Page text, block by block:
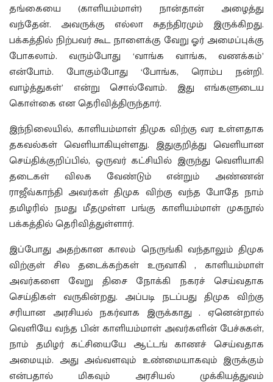
தங்கையை (காளியம்மாள்) நான்தான் அழைத்து
வந்தேன். அவருக்கு எல்லா சுதந்திரமும் இருக்கிறது.
பக்கத்தில் நிற்பவர் கூட நாளைக்கு வேறு ஓர் அமைப்புக்கு
போகலாம். வரும்போது ‘வாங்க வாங்க, வணக்கம்’
என்போம். போகும்போது ‘போங்க, ரொம்ப நன்றி.
வாழ்த்துகள்’ என்று சொல்வோம். இது எங்களுடைய
கொள்கை என தெரிவித்திருந்தார்.
இந்நிலையில், காளியம்மாள் திமுக விற்கு வர உள்ளதாக
தகவல்கள் வெளியாகியுள்ளது. இதுகுறித்து வெளியான
செய்திக்குறிப்பில், ஒருவர் கட்சியில் இருந்து வெளியாகி
தடைகள் விலக வேண்டும் என்றும் அண்ணன்
ராஜீவ்காந்தி அவர்கள் திமுக விற்கு வந்த போதே நாம்
தமிழரில் நமது மீதமுள்ள பங்கு காளியம்மாள் முகநூல்
பக்கத்தில் தெரிவித்துள்ளார்.
இப்போது அதற்கான காலம் நெருங்கி வந்தாலும் திமுக
விற்குள் சில தடைக்கற்கள் உருவாகி , காளியம்மாள்
அவர்களை வேறு திசை நோக்கி நகரச் செய்வதாக
செய்திகள் வருகின்றது. அப்படி நடப்பது திமுக விற்கு
சரியான அரசியல் நகர்வாக இருக்காது . ஏனென்றால்
வெளியே வந்த பின் காளியம்மாள் அவர்களின் பேச்சுகள்,
நாம் தமிழர் கட்சியையே ஆட்டங் காணச் செய்வதாக
அமையும். அது அவ்வளவும் உண்மையாகவும் இருக்கும்
என்பதால் மிகவும் அரசியல் முக்கியத்துவம்